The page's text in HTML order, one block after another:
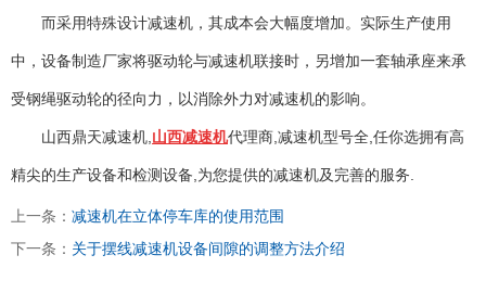
而采用特殊设计减速机，其成本会大幅度增加。实际生产使用
中，设备制造厂家将驱动轮与减速机联接时，另增加一套轴承座来承
受钢绳驱动轮的径向力，以消除外力对减速机的影响。
山西鼎天减速机, 山西减速机代理商,减速机型号全,任你选拥有高
精尖的生产设备和检测设备,为您提供的减速机及完善的服务.
上一条： 减速机在立体停车库的使用范围
下一条： 关于摆线减速机设备间隙的调整方法介绍